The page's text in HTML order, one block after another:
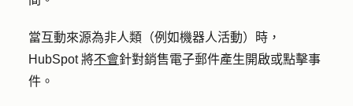
當互動來源為非人類（例如機器人活動）時，
HubSpot 將不會針對銷售電子郵件產生開啟或點擊事
件。